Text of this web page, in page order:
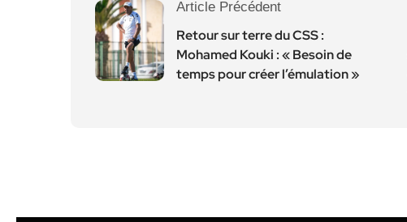
Article Précédent
Retour sur terre du CSS :
Mohamed Kouki : « Besoin de
temps pour créer l’émulation »